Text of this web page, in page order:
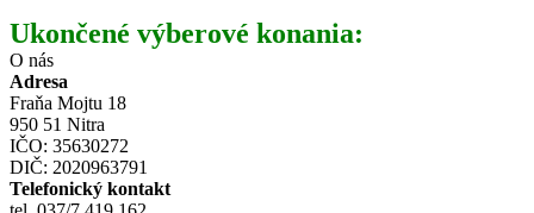
Ukončené výberové konania:
O nás
Adresa
Fraňa Mojtu 18
950 51 Nitra
IČO: 35630272
DIČ: 2020963791
Telefonický kontakt